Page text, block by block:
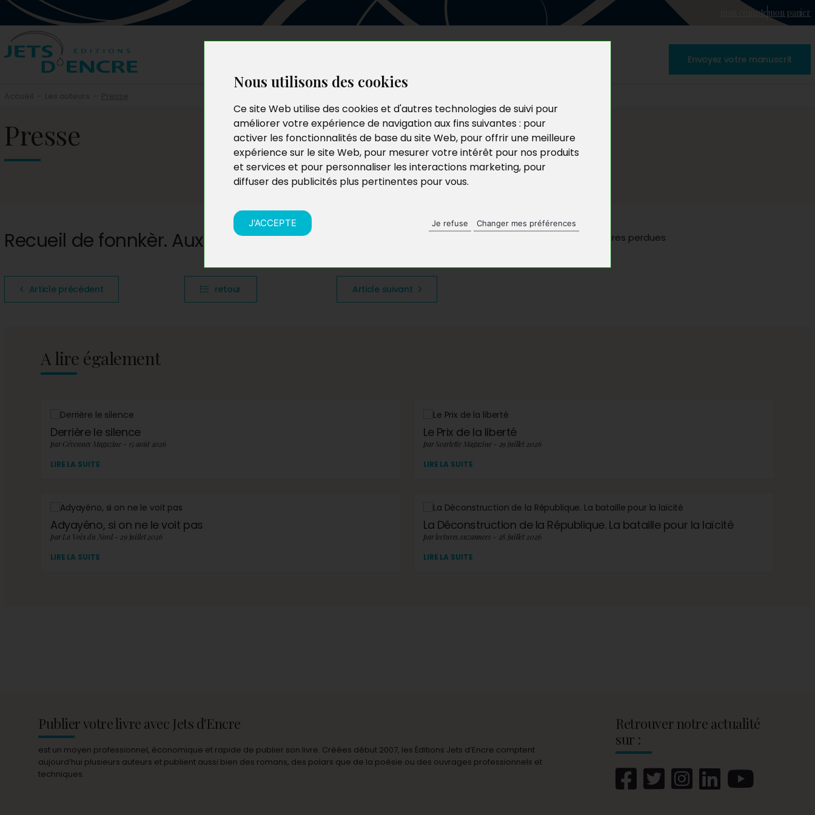
Nous utilisons des cookies
Ce site Web utilise des cookies et d'autres technologies de suivi pour
améliorer votre expérience de navigation aux fins suivantes : pour
activer les fonctionnalités de base du site Web, pour offrir une meilleure
expérience sur le site Web, pour mesurer votre intérêt pour nos produits
et services et pour personnaliser les interactions marketing, pour
diffuser des publicités plus pertinentes pour vous.
J'ACCEPTE Je refuse Changer mes préférences
mon comptemon panier
Envoyez votre manuscrit
Presse
Recueil de fonnkèr. Aux heures perdues
Article précédent retour Article suivant
A lire également
Derrière le silence
par Cévennes Magazine - 15 août 2026
LIRE LA SUITE
Le Prix de la liberté
par Scarlette Magazine - 29 juillet 2026
LIRE LA SUITE
Adyayéno, si on ne le voit pas
par La Voix du Nord - 29 juillet 2026
LIRE LA SUITE
La Déconstruction de la République. La bataille pour la laïcité
par lectures.suzannees - 28 juillet 2026
LIRE LA SUITE
Publier votre livre avec Jets d'Encre
est un moyen professionnel, économique et rapide de publier son livre. Créées début 2007, les Éditions Jets d’Encre comptent
aujourd’hui plusieurs auteurs et publient aussi bien des romans, des polars que de la poésie ou des ouvrages professionnels et
techniques.
Retrouver notre actualité
sur :